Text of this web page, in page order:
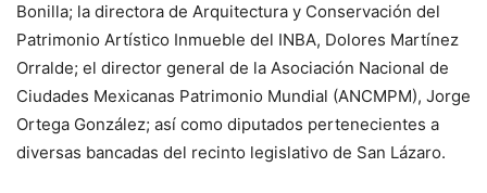
Bonilla; la directora de Arquitectura y Conservación del
Patrimonio Artístico Inmueble del INBA, Dolores Martínez
Orralde; el director general de la Asociación Nacional de
Ciudades Mexicanas Patrimonio Mundial (ANCMPM), Jorge
Ortega González; así como diputados pertenecientes a
diversas bancadas del recinto legislativo de San Lázaro.